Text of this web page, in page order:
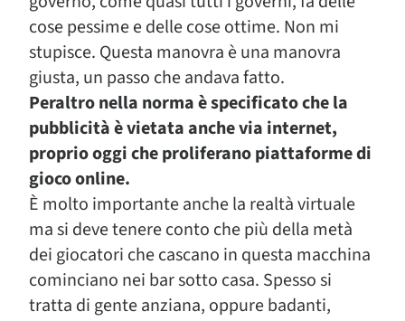
cose pessime e delle cose ottime. Non mi
stupisce. Questa manovra è una manovra
giusta, un passo che andava fatto.
Peraltro nella norma è specificato che la
pubblicità è vietata anche via internet,
proprio oggi che proliferano piattaforme di
gioco online.
È molto importante anche la realtà virtuale
ma si deve tenere conto che più della metà
dei giocatori che cascano in questa macchina
cominciano nei bar sotto casa. Spesso si
tratta di gente anziana, oppure badanti,